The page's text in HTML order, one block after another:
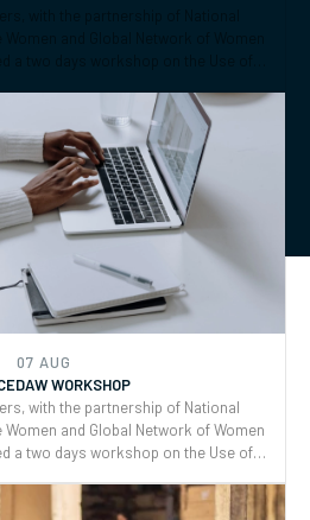
07 AUG
WORKSHOP
with the partnership of National
and Global Network of Women
a two days workshop on the Use of
(GRs) 30 and for Monitoring,
of the Women, Peace, and
and CEDAW.